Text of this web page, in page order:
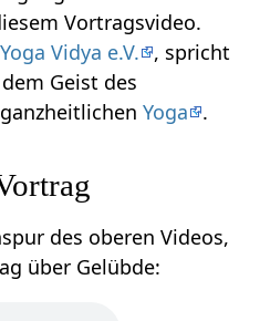
Vortragsvideo.
Yoga Vidya e.V.
, spricht
Geist des
Yoga .
des oberen Videos,
über Gelübde: